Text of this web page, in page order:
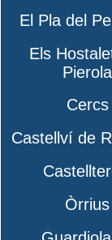
El Pla del
Els
Pierola
Cercs
Castellví de
Òrrius